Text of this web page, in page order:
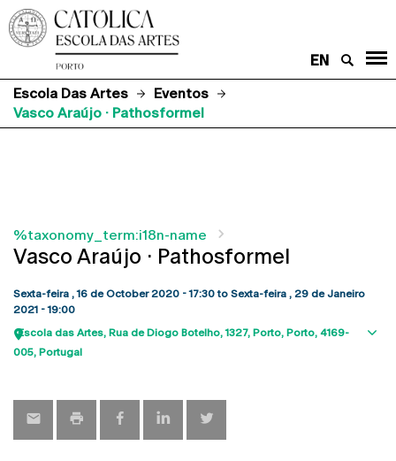
EN
Escola Das Artes
Eventos
Vasco Araújo · Pathosformel
%taxonomy_term:i18n-name
Vasco Araújo · Pathosformel
Sexta-feira , 16 de October 2020 - 17:30to Sexta-feira , 29 de Janeiro
2021 - 19:00
Escola das Artes Rua de Diogo Botelho, 1327 Porto Porto 4169-
005 Portugal